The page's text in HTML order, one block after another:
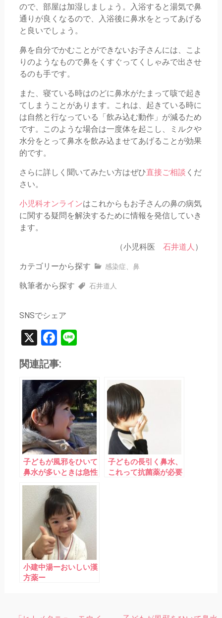
ので、部屋は加湿しましょう。入浴すると湯気で鼻
通りが良くなるので、入浴後に鼻水をとってあげる
と良いでしょう。
鼻を自分でかむことができないお子さんには、こよ
りのようなもので鼻をくすぐってくしゃみで出させ
るのも手です。
また、寝ている時はのどに鼻水がたまって咳で起き
てしまうことがあります。これは、起きている時に
は自然と行なっている「飲み込む動作」が減るため
です。このような場合は一度体を起こし、ミルクや
水分をとって鼻水を飲み込ませてあげることが効果
的です。
さらに詳しく聞いてみたい方はぜひ直接ご相談 くだ
さい。
小児科オンラインはこれからもお子さんの鼻の病気
に関する疑問を解決するために情報を発信していき
ます。
（小児科医石井道人 ）
カテゴリーから探す 感染症 鼻
執筆者から探す 石井道人
SNSでシェア
X Facebook
Line
関連記事:
子どもが風邪をひいて
鼻水が多いときは急性
子どもの長引く鼻水、
これって抗菌薬が必要
小建中湯ーおいしい漢
方薬ー